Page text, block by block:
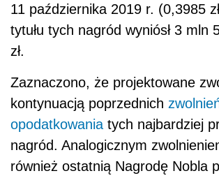
11 października 2019 r. (0,3985
tytułu tych nagród wyniósł 3 mln
zł.
Zaznaczono, że projektowane
kontynuacją poprzednich
opodatkowania tych najbardziej
nagród. Analogicznym
również ostatnią Nagrodę Nobla